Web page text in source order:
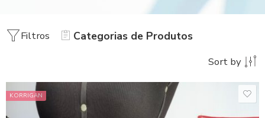
Filtros Categorias de Produtos
Sort by
KORRIGAN